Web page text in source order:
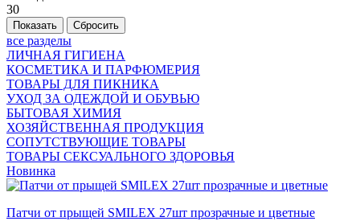
30
все разделы
ЛИЧНАЯ ГИГИЕНА
КОСМЕТИКА И ПАРФЮМЕРИЯ
ТОВАРЫ ДЛЯ ПИКНИКА
УХОД ЗА ОДЕЖДОЙ И ОБУВЬЮ
БЫТОВАЯ ХИМИЯ
ХОЗЯЙСТВЕННАЯ ПРОДУКЦИЯ
СОПУТСТВУЮЩИЕ ТОВАРЫ
ТОВАРЫ СЕКСУАЛЬНОГО ЗДОРОВЬЯ
Новинка
Патчи от прыщей SMILEX 27шт прозрачные и цветные